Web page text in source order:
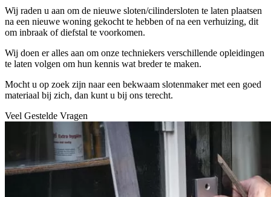
Wij raden u aan om de nieuwe sloten/cilindersloten te laten plaatsen
na een nieuwe woning gekocht te hebben of na een verhuizing, dit
om inbraak of diefstal te voorkomen.
Wij doen er alles aan om onze techniekers verschillende opleidingen
te laten volgen om hun kennis wat breder te maken.
Mocht u op zoek zijn naar een bekwaam slotenmaker met een goed
materiaal bij zich, dan kunt u bij ons terecht.
Veel Gestelde Vragen